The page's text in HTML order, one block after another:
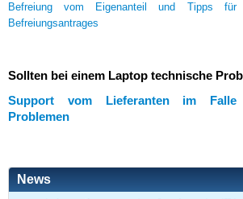
Befreiung vom Eigenanteil und Tipps
Befreiungsantrages
Sollten bei einem Laptop technische
Support vom Lieferanten im Falle
Problemen
News